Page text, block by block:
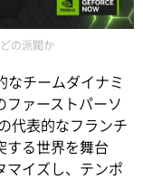
の派閥か
なチームダイナミ
ファーストパーソ
代表的なフランチ
する世界を舞台
マイズし、テンポ